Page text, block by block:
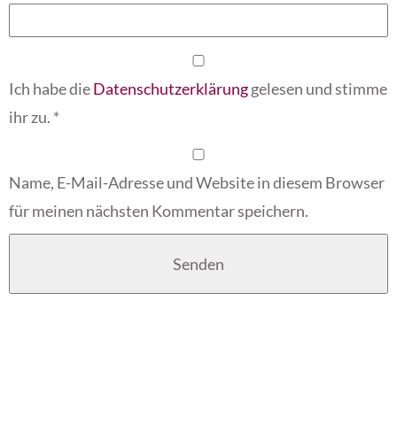
Ich habe dieDatenschutzerklärunggelesen und stimme
ihr zu. *
Name, E-Mail-Adresse und Website in diesem Browser
für meinen nächsten Kommentar speichern.